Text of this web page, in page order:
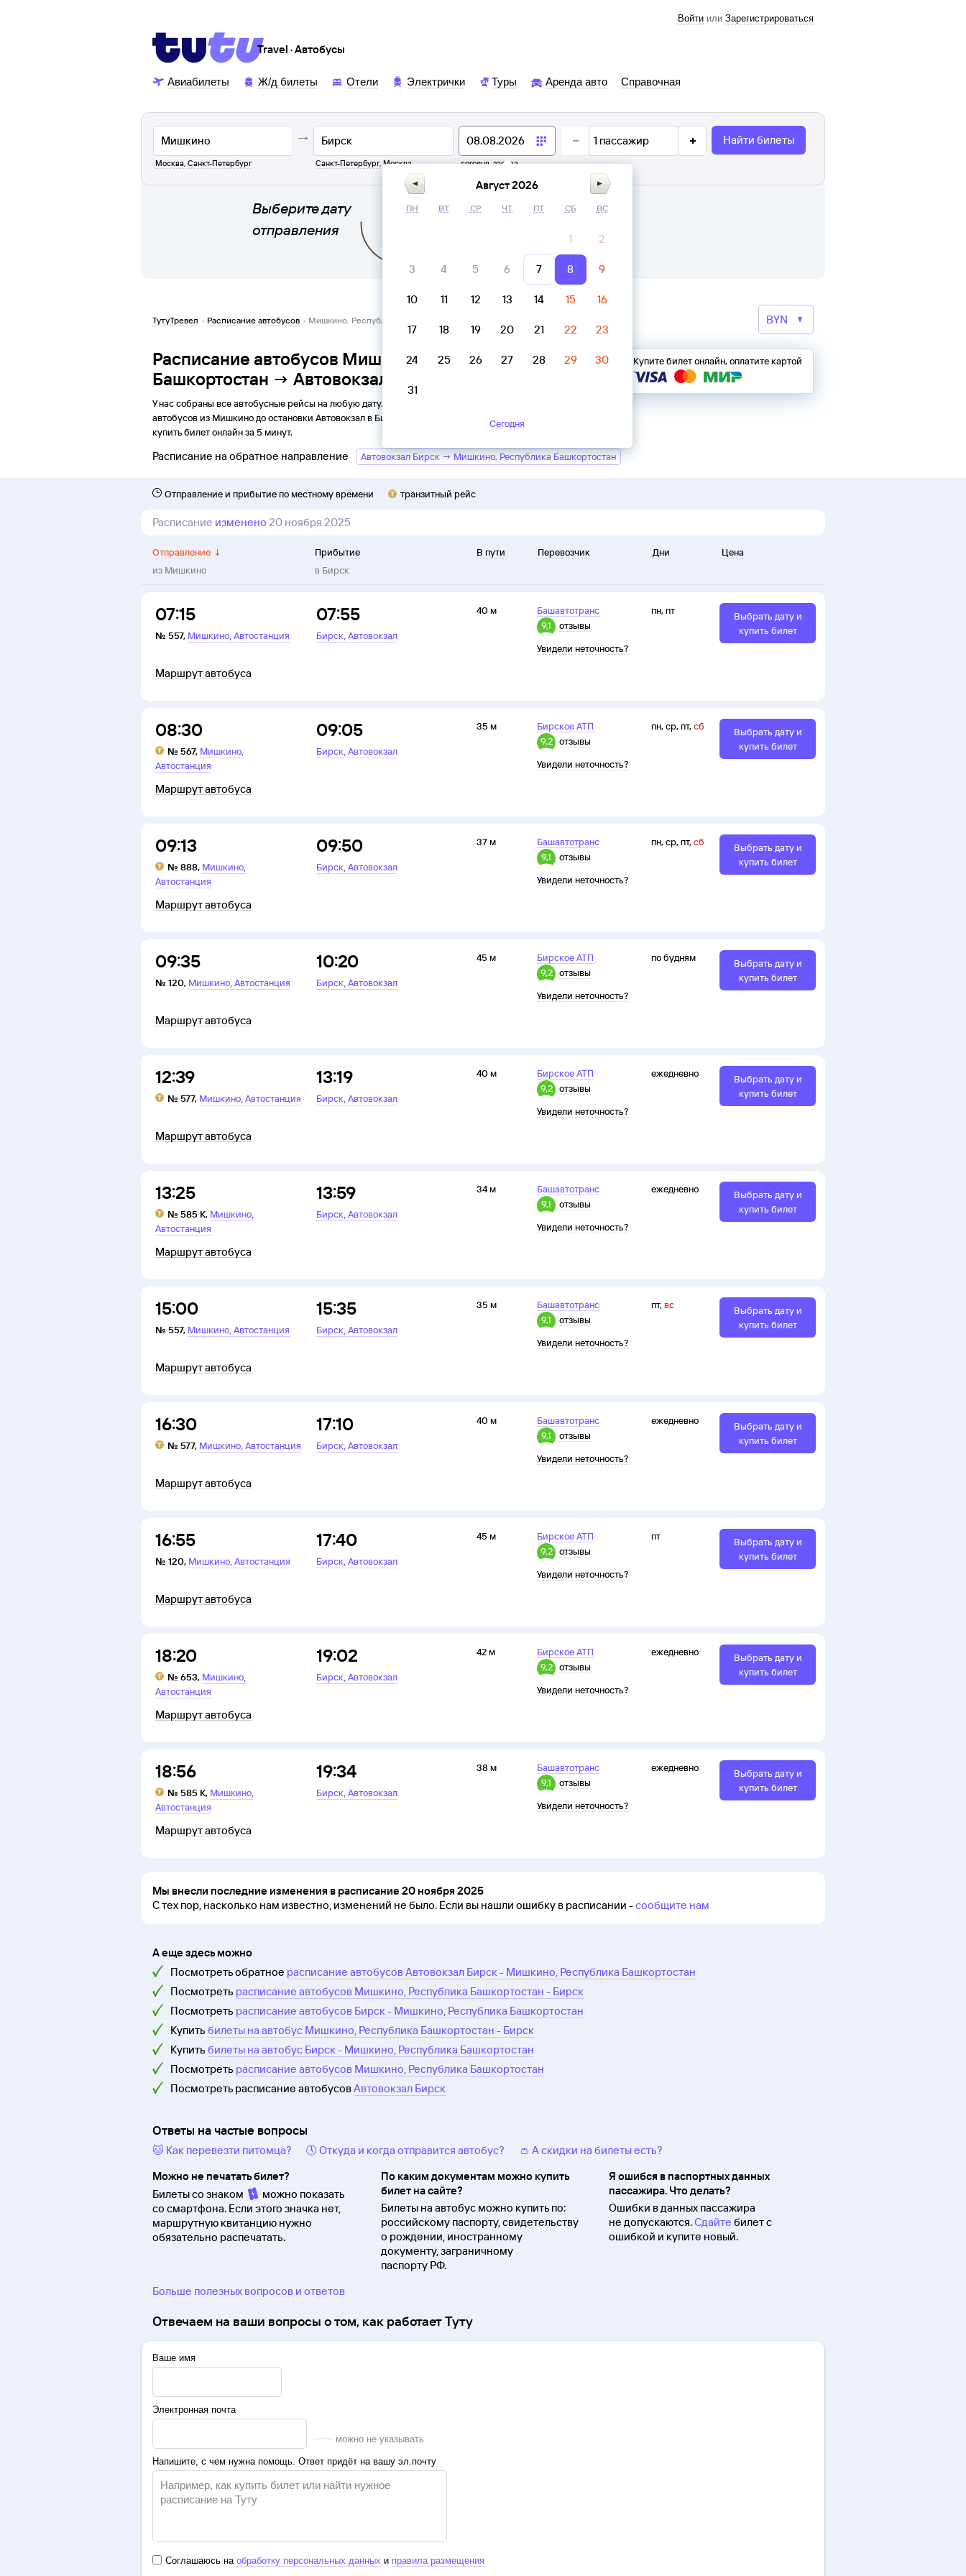
Войти или Зарегистрироваться
Travel · Автобусы
Авиабилеты Ж/д билеты Отели Электрички Туры Аренда авто Справочная
Москва, Санкт-Петербург Санкт-Петербург, Москва сегодня, завтра
1 пассажир Найти билеты
Выберите дату
отправления
ТутуТревел · Расписание автобусов · Мишкино, Республика Башкортостан → Автовокзал Бирск
Расписание автобусов Мишкино, Республика
Башкортостан → Автовокзал Бирск
У нас собраны все автобусные рейсы на любую дату. Вы можете узнать точное расписание
автобусов из Мишкино доостановки Автовокзалв Бирск
купить билет онлайн за 5 минут.
Купите билет онлайн, оплатите картой
Расписание на обратное направление Автовокзал Бирск → Мишкино, Республика Башкортостан
Отправление и прибытие по местному времени транзитный рейс
Расписание изменено 20 ноября 2025
Отправление ↓
из Мишкино
Прибытие
в Бирск
В пути Перевозчик Дни Цена
07:15
№ 557, Мишкино,Автостанция
07:55
Бирск,Автовокзал
40 м
Башавтотранс
9,1
отзывы
Увидели неточность?
пн, пт
Маршрут автобуса
Выбрать дату и
купить билет
08:30
№ 567, Мишкино,
Автостанция
09:05
Бирск,Автовокзал
35 м
Бирское АТП
9,2 отзывы
Увидели неточность?
пн, ср, пт, сб
Маршрут автобуса
Выбрать дату и
купить билет
09:13
№ 888, Мишкино,
Автостанция
09:50
Бирск,Автовокзал
37 м
Башавтотранс
9,1
отзывы
Увидели неточность?
пн, ср, пт, сб
Маршрут автобуса
Выбрать дату и
купить билет
09:35
№ 120, Мишкино,Автостанция
10:20
Бирск,Автовокзал
45 м
Бирское АТП
9,2 отзывы
Увидели неточность?
по будням
Маршрут автобуса
Выбрать дату и
купить билет
12:39
№ 577, Мишкино,Автостанция
13:19
Бирск,Автовокзал
40 м
Бирское АТП
9,2 отзывы
Увидели неточность?
ежедневно
Маршрут автобуса
Выбрать дату и
купить билет
13:25
№ 585 К, Мишкино,
Автостанция
13:59
Бирск,Автовокзал
34 м
Башавтотранс
9,1
отзывы
Увидели неточность?
ежедневно
Маршрут автобуса
Выбрать дату и
купить билет
15:00
№ 557, Мишкино,Автостанция
15:35
Бирск,Автовокзал
35 м
Башавтотранс
9,1
отзывы
Увидели неточность?
пт, вс
Маршрут автобуса
Выбрать дату и
купить билет
16:30
№ 577, Мишкино,Автостанция
17:10
Бирск,Автовокзал
40 м
Башавтотранс
9,1
отзывы
Увидели неточность?
ежедневно
Маршрут автобуса
Выбрать дату и
купить билет
16:55
№ 120, Мишкино,Автостанция
17:40
Бирск,Автовокзал
45 м
Бирское АТП
9,2 отзывы
Увидели неточность?
пт
Маршрут автобуса
Выбрать дату и
купить билет
18:20
№ 653, Мишкино,
Автостанция
19:02
Бирск,Автовокзал
42 м
Бирское АТП
9,2 отзывы
Увидели неточность?
ежедневно
Маршрут автобуса
Выбрать дату и
купить билет
18:56
№ 585 К, Мишкино,
Автостанция
19:34
Бирск,Автовокзал
38 м
Башавтотранс
9,1
отзывы
Увидели неточность?
ежедневно
Маршрут автобуса
Выбрать дату и
купить билет
Мы внесли последние изменения в расписание 20 ноября 2025
С тех пор, насколько нам известно, изменений не было. Если вы нашли ошибку в расписании -сообщите нам
А еще здесь можно
Посмотреть обратное расписание автобусов Автовокзал Бирск - Мишкино, Республика Башкортостан
Посмотреть расписание автобусов Мишкино, Республика Башкортостан - Бирск
Посмотреть расписание автобусов Бирск - Мишкино, Республика Башкортостан
Купить билеты на автобус Мишкино, Республика Башкортостан - Бирск
Купить билеты на автобус Бирск - Мишкино, Республика Башкортостан
Посмотреть расписание автобусов Мишкино, Республика Башкортостан
Посмотреть расписание автобусовАвтовокзал Бирск
Ответы на частые вопросы
🐱 Как перевезти питомца? 🕔 Откуда и когда отправится автобус?
👛 А скидки на билеты есть?
Можно не печатать билет?
Билеты со знаком
можно показать
со смартфона. Если этого значка нет,
маршрутную квитанцию нужно
обязательно распечатать.
По каким документам можно купить
билет на сайте?
Билеты на автобус можно купить по:
российскому паспорту, свидетельству
о рождении, иностранному
документу, заграничному
паспорту РФ.
Я ошибся в паспортных данных
пассажира. Что делать?
Ошибки в данных пассажира
не допускаются.Сдайте билет с
ошибкой и купите новый.
Больше полезных вопросов и ответов
Отвечаем на ваши вопросы о том, как работает Туту
Ваше имя
Электронная почта
можно не указывать
Напишите, с чем нужна помощь. Ответ придёт на вашу эл.почту
Соглашаюсь на обработку персональных данных и правила размещения
Август 2026
ПН ВТ СР ЧТ ПТ СБ ВС
1 2
3 4 5 6 7 8 9
10 11 12 13 14 15 16
17 18 19 20 21 22 23
24 25 26 27 28 29 30
31
Сегодня